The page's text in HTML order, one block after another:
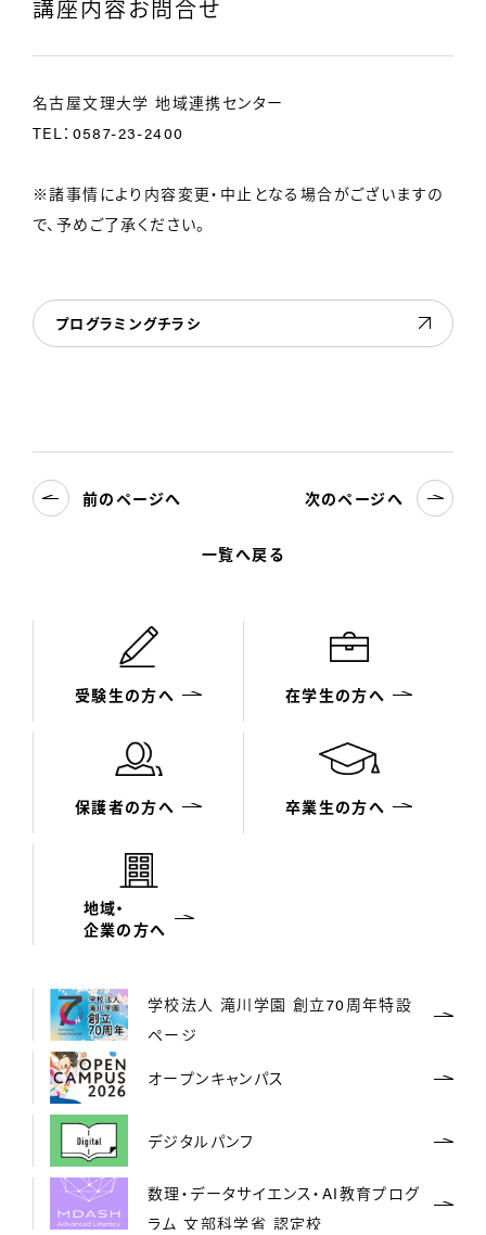
講座内容お問合せ
名古屋文理大学 地域連携センター
TEL：0587-23-2400
※諸事情により内容変更・中止となる場合がございますの
で、予めご了承ください。
プログラミングチラシ
一覧へ戻る
前のページへ 次のページへ
受験生の方へ 在学生の方へ
保護者の方へ 卒業生の方へ
地域・
企業の方へ
学校法人 滝川学園 創立70周年特設
ページ
オープンキャンパス
デジタルパンフ
数理・データサイエンス・AI教育プログ
ラム 文部科学省 認定校